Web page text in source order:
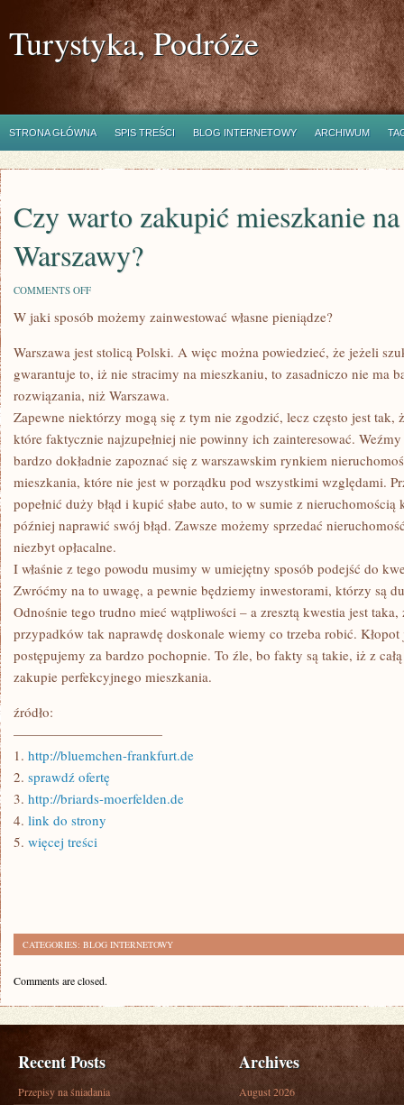
Turystyka, Podróże
STRONA GŁÓWNA SPIS TREŚCI BLOG INTERNETOWY ARCHIWUM
Czy warto zakupić mieszkanie
Warszawy?
COMMENTS OFFON
WARTO
NA
TERENIE
WARSZAWY?
W jaki sposób możemy zainwestować własne pieniądze?
Warszawa jest stolicą Polski. A więc można powiedzieć, że jeżeli
gwarantuje to, iż nie stracimy na mieszkaniu, to zasadniczo nie ma
rozwiązania, niż Warszawa.
Zapewne niektórzy mogą się z tym nie zgodzić, lecz często jest tak,
które faktycznie najzupełniej nie powinny ich zainteresować.
bardzo dokładnie zapoznać się z warszawskim rynkiem
mieszkania, które nie jest w porządku pod wszystkimi względami.
popełnić duży błąd i kupić słabe auto, to w sumie z
później naprawić swój błąd. Zawsze możemy sprzedać
niezbyt opłacalne.
I właśnie z tego powodu musimy w umiejętny sposób podejść do
Zwróćmy na to uwagę, a pewnie będziemy inwestorami, którzy są
Odnośnie tego trudno mieć wątpliwości – a zresztą kwestia jest
przypadków tak naprawdę doskonale wiemy co trzeba robić.
postępujemy za bardzo pochopnie. To źle, bo fakty są takie, iż z
zakupie perfekcyjnego mieszkania.
źródło:
———————————
1. http://bluemchen-frankfurt.de
2. sprawdź ofertę
3. http://briards-moerfelden.de
4. link do strony
5. więcej treści
CATEGORIES: BLOG INTERNETOWY
Comments are closed.
Recent Posts
Przepisy na śniadania
Archives
August 2026